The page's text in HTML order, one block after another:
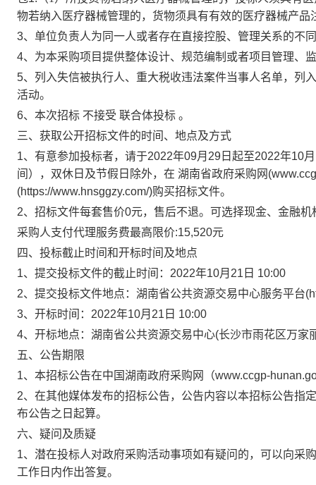
物若纳入医疗器械管理的，货物须具有有效的医疗器械产品
3、单位负责人为同一人或者存在直接控股、管理关系的不
4、为本采购项目提供整体设计、规范编制或者项目管理、
5、列入失信被执行人、重大税收违法案件当事人名单，列
活动。
6、本次招标 不接受 联合体投标 。
三、获取公开招标文件的时间、地点及方式
1、有意参加投标者，请于2022年09月29日起至2022年10
间），双休日及节假日除外，在 湖南省政府采购网
(https://www.hnsggzy.com/)购买招标文件。
2、招标文件每套售价0元，售后不退。可选择现金、金融
采购人支付代理服务费最高限价:15,520元
四、投标截止时间和开标时间及地点
1、提交投标文件的截止时间：2022年10月21日 10:00
2、提交投标文件地点：湖南省公共资源交易中心服务平台
3、开标时间：2022年10月21日 10:00
4、开标地点：湖南省公共资源交易中心(长沙市雨花区万
五、公告期限
1、本招标公告在中国湖南政府采购网（www.ccgp-
2、在其他媒体发布的招标公告，公告内容以本招标公告指
布公告之日起算。
六、疑问及质疑
1、潜在投标人对政府采购活动事项如有疑问的，可以向采
工作日内作出答复。